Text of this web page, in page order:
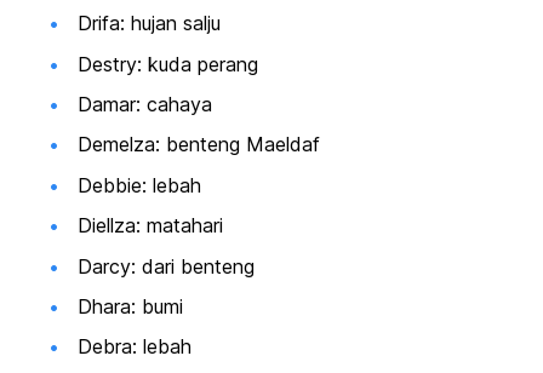
Drifa: hujan salju
Destry: kuda perang
Damar: cahaya
Demelza: benteng Maeldaf
Debbie: lebah
Diellza: matahari
Darcy: dari benteng
Dhara: bumi
Debra: lebah